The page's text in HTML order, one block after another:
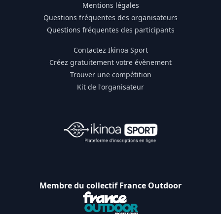
Mentions légales
Questions fréquentes des organisateurs
Questions fréquentes des participants
Contactez Ikinoa Sport
Créez gratuitement votre évènement
Trouver une compétition
Kit de l'organisateur
Membre du collectif France Outdoor